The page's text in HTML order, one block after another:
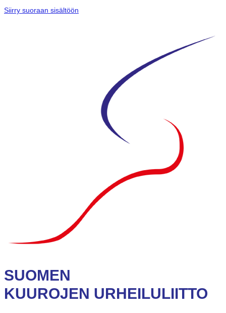
Siirry suoraan sisältöön
SUOMEN
KUUROJEN URHEILULIITTO